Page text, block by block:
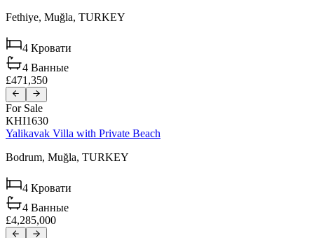
Fethiye, Muğla, TURKEY
4 Кровати
4 Ванные
£471,350
For Sale
KHI1630
Yalikavak Villa with Private Beach
Bodrum, Muğla, TURKEY
4 Кровати
4 Ванные
£4,285,000